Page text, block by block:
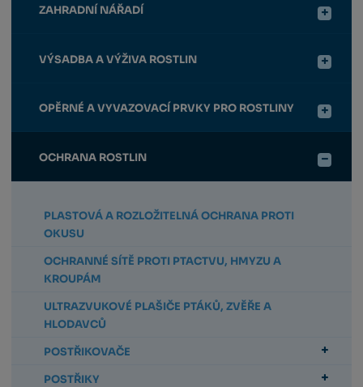
ZAHRADNÍ NÁŘADÍ
VÝSADBA A VÝŽIVA ROSTLIN
OPĚRNÉ A VYVAZOVACÍ PRVKY PRO ROSTLINY
OCHRANA ROSTLIN
PLASTOVÁ A ROZLOŽITELNÁ OCHRANA PROTI
OKUSU
OCHRANNÉ SÍTĚ PROTI PTACTVU, HMYZU A
KROUPÁM
ULTRAZVUKOVÉ PLAŠIČE PTÁKŮ, ZVĚŘE A
HLODAVCŮ
POSTŘIKOVAČE
POSTŘIKY